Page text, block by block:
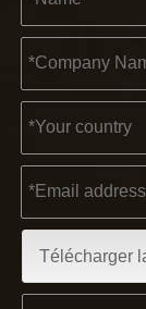
2022-11-21
Partenaires et
Télécharger